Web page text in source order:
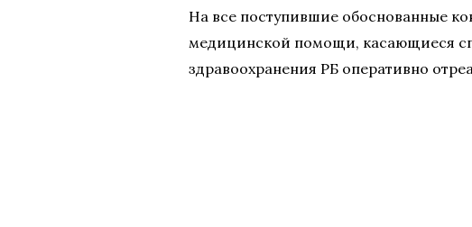
На все поступившие обоснованные
медицинской помощи, касающиеся
здравоохранения РБ оперативно